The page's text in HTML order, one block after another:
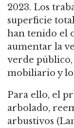
2023. Los
superficie
han tenido el
aumentar la
verde
mobiliario y
Para ello, el
arbolado,
arbustivos